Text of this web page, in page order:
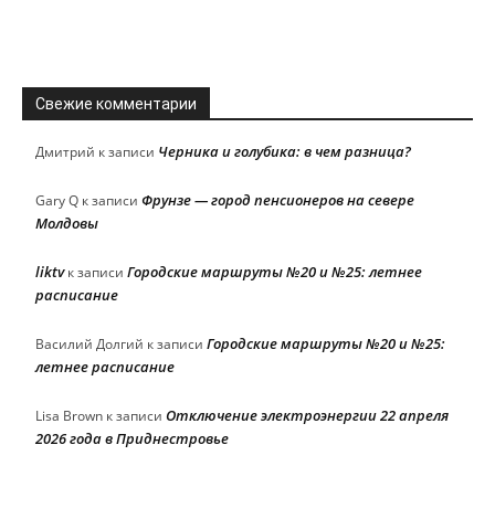
Свежие комментарии
Дмитрий к записи Черника и голубика: в чем разница?
Gary Q к записи Фрунзе — город пенсионеров на севере
Молдовы
liktvк записи Городские маршруты №20 и №25: летнее
расписание
Василий Долгий к записи Городские маршруты №20 и №25:
летнее расписание
Lisa Brown к записи Отключение электроэнергии 22 апреля
2026 года в Приднестровье